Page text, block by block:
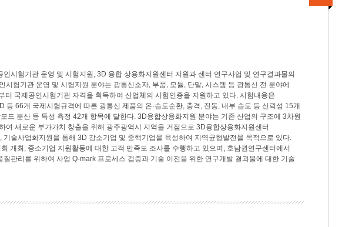
시험기관 운영 및 시험지원, 3D 융합 상용화지원센터 지원과 센터 연구사업 및 연구결과물의
시험기관 운영 및 시험지원 분야는 광통신소자, 부품, 모듈, 단말, 시스템 등 광통신 전 분야에
터 국제공인시험기관 자격을 획득하여 산업체의 시험인증을 지원하고 있다. 시험내용은
등 66개 국제시험규격에 따른 광통신 제품의 온·습도순환, 충격, 진동, 내부 습도 등 신뢰성 15개
드 분산 등 특성 측정 42개 항목에 달한다. 3D융합상용화지원 분야는 기존 산업의 구조에 3차원
여 새로운 부가가치 창출을 위해 광주광역시 지역을 거점으로 3D융합상용화지원센터
기술사업화지원을 통해 3D 강소기업 및 중핵기업을 육성하여 지역균형발전을 목적으로 있다.
개최, 중소기업 지원활동에 대한 고객 만족도 조사를 수행하고 있으며, 호남권연구센터에서
관리를 위하여 사업 Q-mark 프로세스 검증과 기술 이전을 위한 연구개발 결과물에 대한 기술